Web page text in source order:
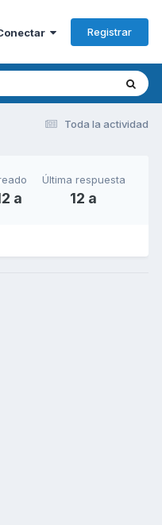
Registrar
Toda la actividad
a
Última respuesta
12 a